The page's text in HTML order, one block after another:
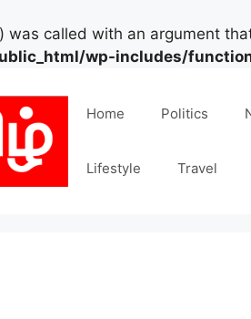
was called with an argument
wp-includes/
Home Politics
Lifestyle Travel